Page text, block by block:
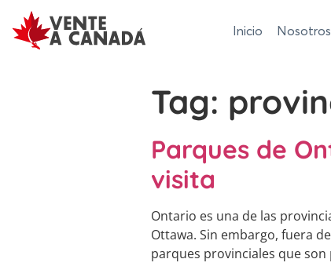
Inicio Nosotros
Tag:
Parques de
visita
Ontario es una de las
Ottawa. Sin embargo, fuera
parques provinciales que